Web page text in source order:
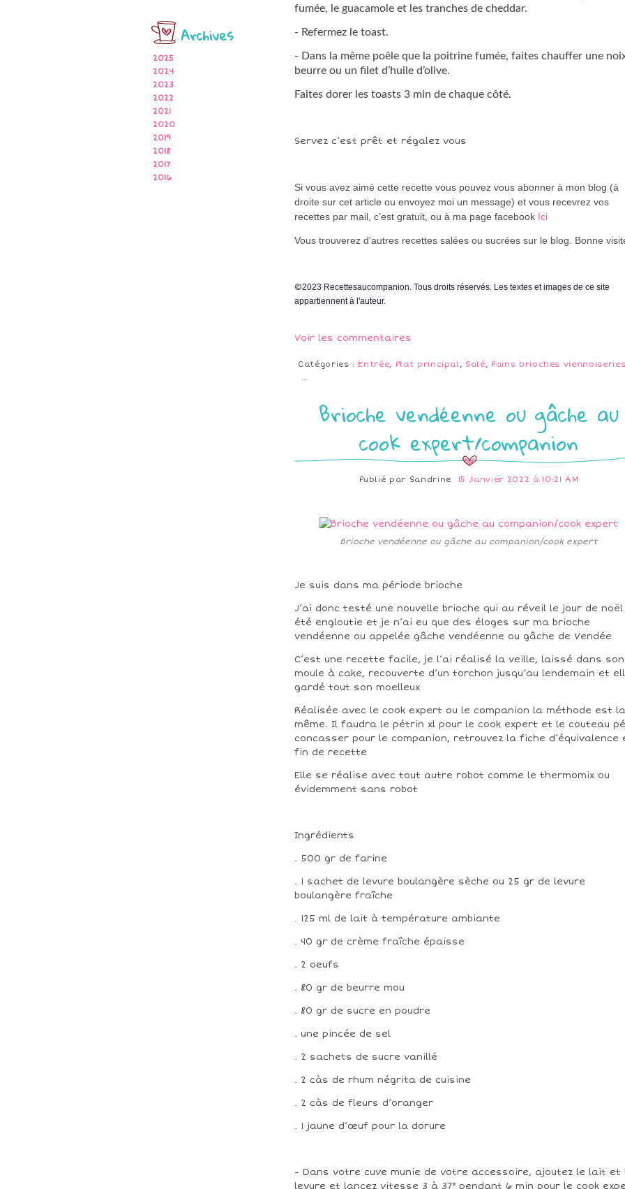
Archives
2025
2024
2023
2022
2021
2020
2019
2018
2017
2016
fumée, le guacamole et les tranches de cheddar.
- Refermez le toast.
- Dans la même poêle que la poitrine fumée, faites chauffer une
beurre ou un filet d’huile d’olive.
Faites dorer les toasts 3 min de chaque côté.
Servez c’est prêt et régalez vous
Si vous avez aimé cette recette vous pouvez vous abonner à mon blog (à
droite sur cet article ou envoyez moi un message) et vous recevrez vos
recettes par mail, c’est gratuit , ou à ma page facebook Ici
Vous trouverez d'autres recettes salées ou sucrées sur le blog. Bonne
©2023 Recettesaucompanion. Tous droits réservés. Les textes et images de ce site
appartiennent à l'auteur.
Voir les commentaires
Catégories : Entrée, Plat principal, Salé, Pains brioches
…
Brioche vendéenne ou gâche au
cook expert/companion
Publié par Sandrine 15 Janvier 2022 à 10:21 AM
Brioche vendéenne ou gâche au companion/cook expert
Je suis dans ma période brioche
J’ai donc testé une nouvelle brioche qui au réveil le jour de
été engloutie et je n’ai eu que des éloges sur ma brioche
vendéenne ou appelée gâche vendéenne ou gâche de Vendée
C’est une recette facile, je l’ai réalisé la veille, laissé dans son
moule à cake, recouverte d’un torchon jusqu’au lendemain et
gardé tout son moelleux
Réalisée avec le cook expert ou le companion la méthode est la
même. Il faudra le pétrin xl pour le cook expert et le couteau
concasser pour le companion, retrouvez la fiche d’équivalence
fin de recette
Elle se réalise avec tout autre robot comme le thermomix ou
évidemment sans robot
Ingrédients
. 500 gr de farine
. 1 sachet de levure boulangère sèche ou 25 gr de levure
boulangère fraîche
. 125 ml de lait à température ambiante
. 40 gr de crème fraîche épaisse
. 2 oeufs
. 80 gr de beurre mou
. 80 gr de sucre en poudre
. une pincée de sel
. 2 sachets de sucre vanillé
. 2 càs de rhum négrita de cuisine
. 2 càs de fleurs d’oranger
. 1 jaune d’œuf pour la dorure
- Dans votre cuve munie de votre accessoire, ajoutez le lait et
levure et lancez vitesse 3 à 37° pendant 6 min pour le cook